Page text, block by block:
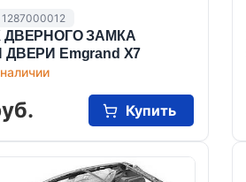
1287000012
ДВЕРНОГО ЗАМКА
Emgrand X7
Купить